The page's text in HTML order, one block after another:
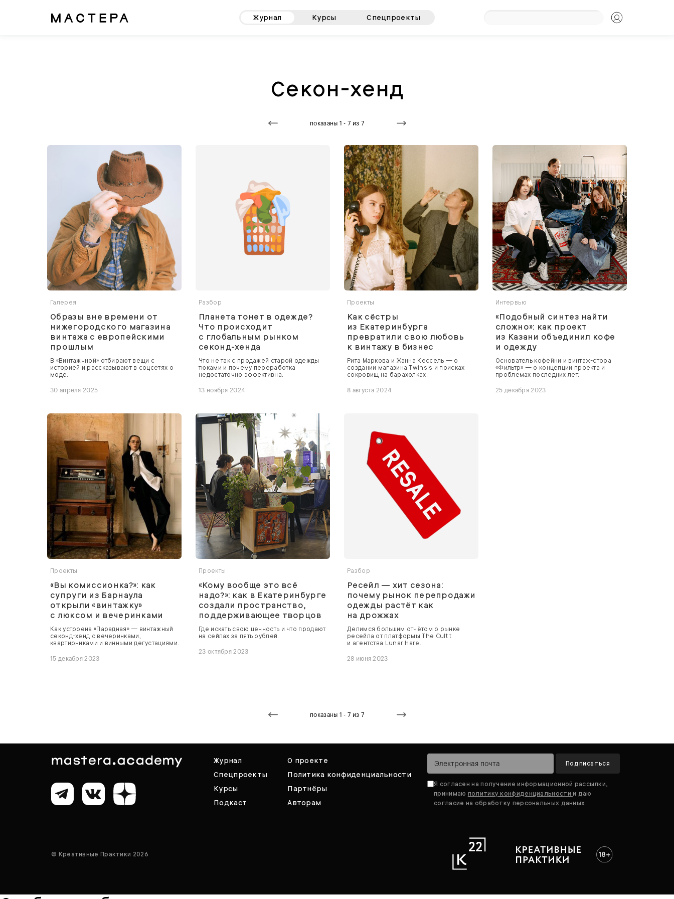
Журнал Курсы Спецпроекты
Секон-хенд
показаны 1 - 7 из 7
Галерея
Образы вне времени от
нижегородского магазина
винтажа с европейскими
прошлым
В «Винтажчной» отбирают вещи с
историей и рассказывают в соцсетях о
моде.
30 апреля 2025
Разбор
Планета тонет в одежде?
Что происходит
с глобальным рынком
секонд-хенда
Что не так с продажей старой одежды
тюками и почему переработка
недостаточно эффективна.
13 ноября 2024
Проекты
Как сёстры
из Екатеринбурга
превратили свою любовь
к винтажу в бизнес
Рита Маркова и Жанна Кессель — о
создании магазина Twinsis и поисках
сокровищ на барахолках.
8 августа 2024
Интервью
«Подобный синтез найти
сложно»: как проект
из Казани объединил кофе
и одежду
Основатель кофейни и винтаж-стора
«Фильтр» — о концепции проекта и
проблемах последних лет.
25 декабря 2023
Проекты
«Вы комиссионка?»: как
супруги из Барнаула
открыли «винтажку»
с люксом и вечеринками
Как устроена «Парадная» — винтажный
секонд-хенд с вечеринками,
квартирниками и винными дегустациями.
15 декабря 2023
Проекты
«Кому вообще это всё
надо?»: как в Екатеринбурге
создали пространство,
поддерживающее творцов
Где искать свою ценность и что продают
на сейлах за пять рублей.
23 октября 2023
Разбор
Ресейл — хит сезона:
почему рынок перепродажи
одежды растёт как
на дрожжах
Делимся большим отчётом о рынке
ресейла от платформы The Cultt
и агентства Lunar Hare.
28 июня 2023
показаны 1 - 7 из 7
Журнал
Спецпроекты
Курсы
Подкаст
О проекте
Политика конфиденциальности
Партнёры
Авторам
Подписаться
Я согласен на получение информационной рассылки,
принимаю политику конфиденциальностии даю
согласие на обработку персональных данных
© Креативные Практики 2026